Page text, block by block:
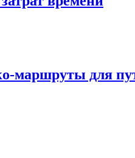
маршруты для